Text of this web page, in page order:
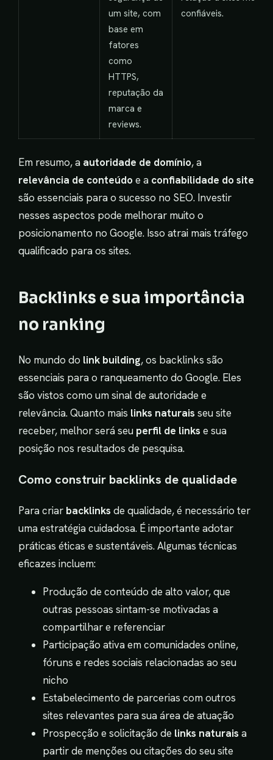
um site, com
base em
fatores
como
HTTPS,
reputação da
marca e
reviews.
confiáveis.
Em resumo, a autoridade de domínio, a
relevância de conteúdo e a confiabilidade do site
são essenciais para o sucesso no SEO. Investir
nesses aspectos pode melhorar muito o
posicionamento no Google. Isso atrai mais tráfego
qualificado para os sites.
Backlinks e sua importância
no ranking
No mundo do link building, os backlinks são
essenciais para o ranqueamento do Google. Eles
são vistos como um sinal de autoridade e
relevância. Quanto mais links naturais seu site
receber, melhor será seu perfil de links e sua
posição nos resultados de pesquisa.
Como construir backlinks de qualidade
Para criar backlinks de qualidade, é necessário ter
uma estratégia cuidadosa. É importante adotar
práticas éticas e sustentáveis. Algumas técnicas
eficazes incluem:
Produção de conteúdo de alto valor, que
outras pessoas sintam-se motivadas a
compartilhar e referenciar
Participação ativa em comunidades online,
fóruns e redes sociais relacionadas ao seu
nicho
Estabelecimento de parcerias com outros
sites relevantes para sua área de atuação
Prospecção e solicitação de links naturais a
partir de menções ou citações do seu site